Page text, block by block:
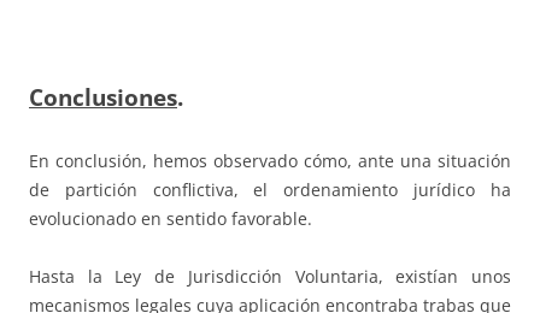
Conclusiones.
En conclusión, hemos observado cómo, ante una situación
de partición conflictiva, el ordenamiento jurídico ha
evolucionado en sentido favorable.
Hasta la Ley de Jurisdicción Voluntaria, existían unos
mecanismos legales cuya aplicación encontraba trabas que